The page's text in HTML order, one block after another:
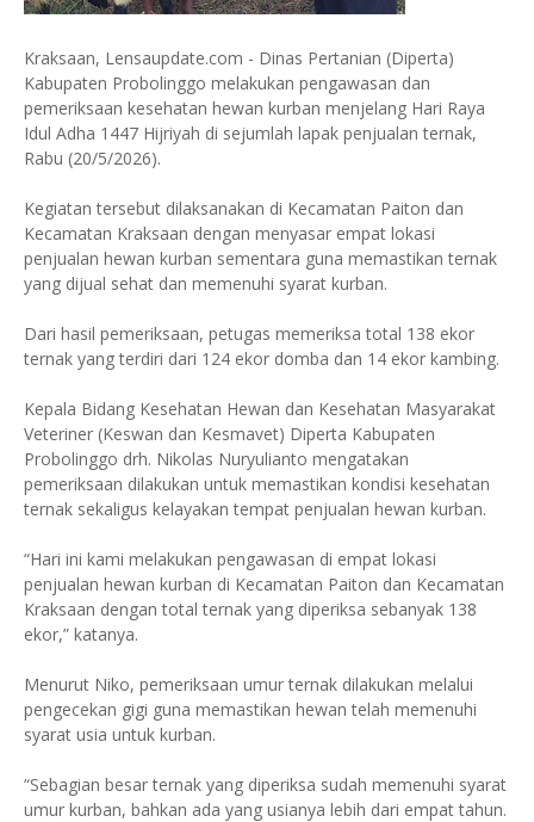
Kraksaan, Lensaupdate.com - Dinas Pertanian (Diperta)
Kabupaten Probolinggo melakukan pengawasan dan
pemeriksaan kesehatan hewan kurban menjelang Hari Raya
Idul Adha 1447 Hijriyah di sejumlah lapak penjualan ternak,
Rabu (20/5/2026).
Kegiatan tersebut dilaksanakan di Kecamatan Paiton dan
Kecamatan Kraksaan dengan menyasar empat lokasi
penjualan hewan kurban sementara guna memastikan ternak
yang dijual sehat dan memenuhi syarat kurban.
Dari hasil pemeriksaan, petugas memeriksa total 138 ekor
ternak yang terdiri dari 124 ekor domba dan 14 ekor kambing.
Kepala Bidang Kesehatan Hewan dan Kesehatan Masyarakat
Veteriner (Keswan dan Kesmavet) Diperta Kabupaten
Probolinggo drh. Nikolas Nuryulianto mengatakan
pemeriksaan dilakukan untuk memastikan kondisi kesehatan
ternak sekaligus kelayakan tempat penjualan hewan kurban.
“Hari ini kami melakukan pengawasan di empat lokasi
penjualan hewan kurban di Kecamatan Paiton dan Kecamatan
Kraksaan dengan total ternak yang diperiksa sebanyak 138
ekor,” katanya.
Menurut Niko, pemeriksaan umur ternak dilakukan melalui
pengecekan gigi guna memastikan hewan telah memenuhi
syarat usia untuk kurban.
“Sebagian besar ternak yang diperiksa sudah memenuhi syarat
umur kurban, bahkan ada yang usianya lebih dari empat tahun.